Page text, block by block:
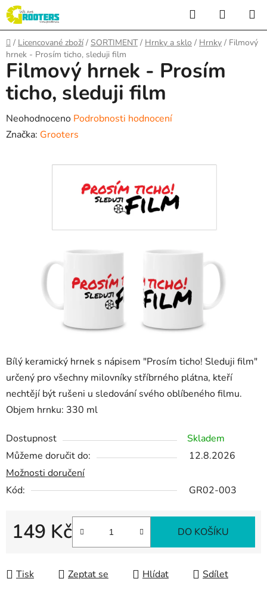
Přejít
na
obsah
Hledat
KOŠÍK
Domů
/ Licencované zboží / SORTIMENT / Hrnky a sklo / Hrnky / Filmový
hrnek - Prosím ticho, sleduji film
Bílý keramický hrnek s nápisem "Prosím ticho! Sleduji film"
určený pro všechny milovníky stříbrného plátna, kteří
nechtějí být rušeni u sledování svého oblíbeného filmu.
Objem hrnku: 330 ml
Dostupnost
Skladem
Můžeme doručit do:
12.8.2026
Možnosti doručení
Kód:
GR02-003
149 Kč DO KOŠÍKU
Tisk Zeptat se Hlídat Sdílet
Filmový hrnek - Prosím
ticho, sleduji film
Průměrné
hodnocení
Neohodnoceno Podrobnosti hodnocení
Značka: Grooters